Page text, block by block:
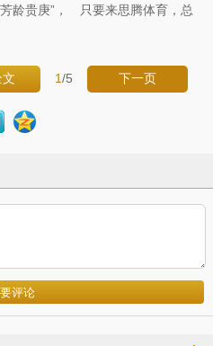
龄贵庚”， 只要来思腾体育，总
1/5 下一页